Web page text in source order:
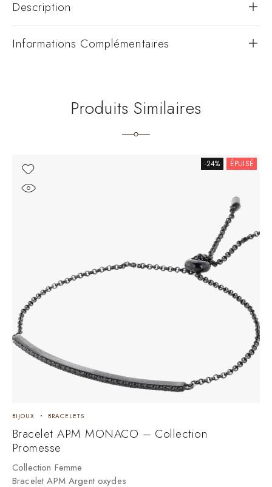
Description
Informations Complémentaires
Produits Similaires
-24% ÉPUISÉ
BIJOUX BRACELETS
Bracelet APM MONACO – Collection
Promesse
Collection Femme
Bracelet APM Argent oxydes